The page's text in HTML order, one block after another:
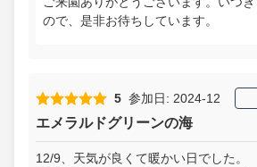
ので、是非お待ちしています。
5 参加日: 2024-12
エメラルドグリーンの海
12/9、天気が良くて暖かい日でした。